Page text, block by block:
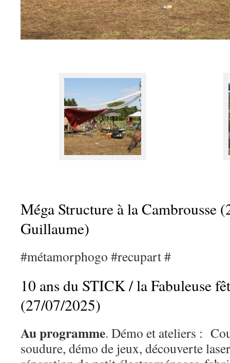
Méga Structure à la Cambrousse
Guillaume)
#métamorphogo #recupart #
10 ans du STICK / la Fabuleuse
(27/07/2025)
Au programme. Démo et ateliers :
soudure, démo de jeux, découverte